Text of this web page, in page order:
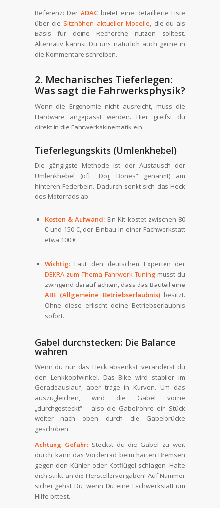
Referenz: DerADAC bietet eine detaillierte Liste
über die Sitzhöhen aktueller Modelle, die du als
Basis für deine Recherche nutzen solltest.
Alternativ kannst Du uns natürlich auch gerne in
die Kommentare schreiben.
2. Mechanisches Tieferlegen:
Was sagt die Fahrwerksphysik?
Wenn die Ergonomie nicht ausreicht, muss die
Hardware angepasst werden. Hier greifst du
direkt in die Fahrwerkskinematik ein.
Tieferlegungskits (Umlenkhebel)
Die gängigste Methode ist der Austausch der
Umlenkhebel (oft „Dog Bones“ genannt) am
hinteren Federbein. Dadurch senkt sich das Heck
des Motorrads ab.
Kosten & Aufwand: Ein Kit kostet zwischen 80
€ und 150 €, der Einbau in einer Fachwerkstatt
etwa 100 €.
Wichtig:Laut den deutschen Experten der
DEKRA zum Thema Fahrwerk-Tuningmusst du
zwingend darauf achten, dass das Bauteil eine
ABE (Allgemeine Betriebserlaubnis)besitzt.
Ohne diese erlischt deine Betriebserlaubnis
sofort.
Gabel durchstecken: Die Balance
wahren
Wenn du nur das Heck absenkst, veränderst du
den Lenkkopfwinkel. Das Bike wird stabiler im
Geradeauslauf, aber träge in Kurven. Um das
auszugleichen, wird die Gabel vorne
„durchgesteckt“ – also die Gabelrohre ein Stück
weiter nach oben durch die Gabelbrücke
geschoben.
Achtung Gefahr:Steckst du die Gabel zu weit
durch, kann das Vorderrad beim harten Bremsen
gegen den Kühler oder Kotflügel schlagen. Halte
dich strikt an die Herstellervorgaben! Auf Nummer
sicher gehst Du, wenn Du eine Fachwerkstatt um
Hilfe bittest.